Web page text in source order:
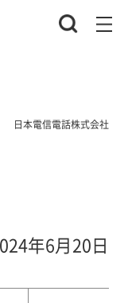
日本電信電話株式会社
年6月20日